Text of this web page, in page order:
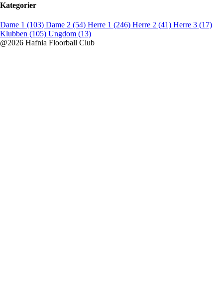
Kategorier
Dame 1 (103) Dame 2 (54) Herre 1 (246) Herre 2 (41) Herre 3 (17)
Klubben (105) Ungdom (13)
@2026 Hafnia Floorball Club